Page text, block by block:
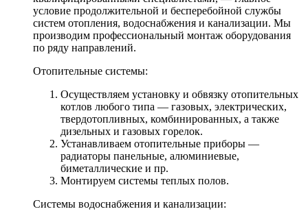
условие продолжительной и бесперебойной службы
систем отопления, водоснабжения и канализации. Мы
производим профессиональный монтаж оборудования
по ряду направлений.
Отопительные системы:
Осуществляем установку и обвязку отопительных
котлов любого типа — газовых, электрических,
твердотопливных, комбинированных, а также
дизельных и газовых горелок.
Устанавливаем отопительные приборы —
радиаторы панельные, алюминиевые,
биметаллические и пр.
Монтируем системы теплых полов.
Системы водоснабжения и канализации: